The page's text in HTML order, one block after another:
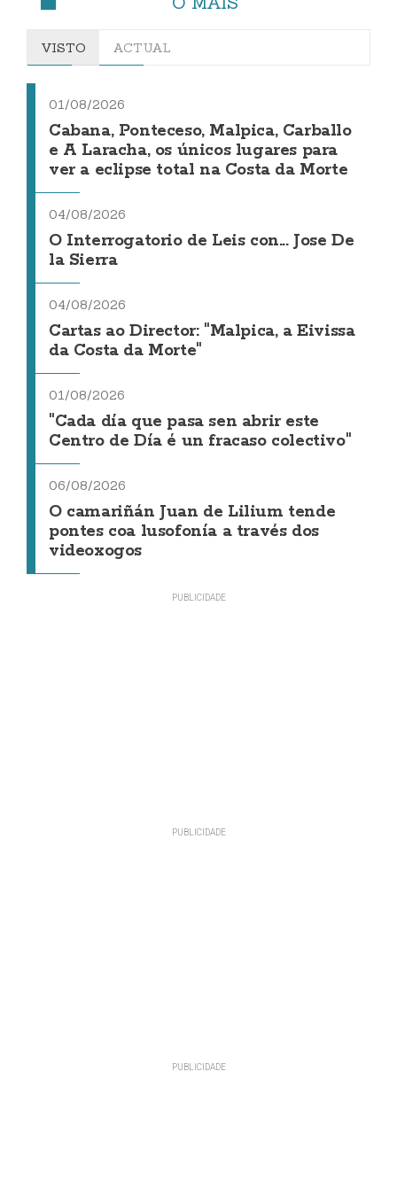
VISTO ACTUAL
01/08/2026
Cabana, Ponteceso, Malpica, Carballo
e A Laracha, os únicos lugares para
ver a eclipse total na Costa da Morte
04/08/2026
O Interrogatorio de Leis con... Jose De
la Sierra
04/08/2026
Cartas ao Director: "Malpica, a Eivissa
da Costa da Morte"
01/08/2026
"Cada día que pasa sen abrir este
Centro de Día é un fracaso colectivo"
06/08/2026
O camariñán Juan de Lilium tende
pontes coa lusofonía a través dos
videoxogos